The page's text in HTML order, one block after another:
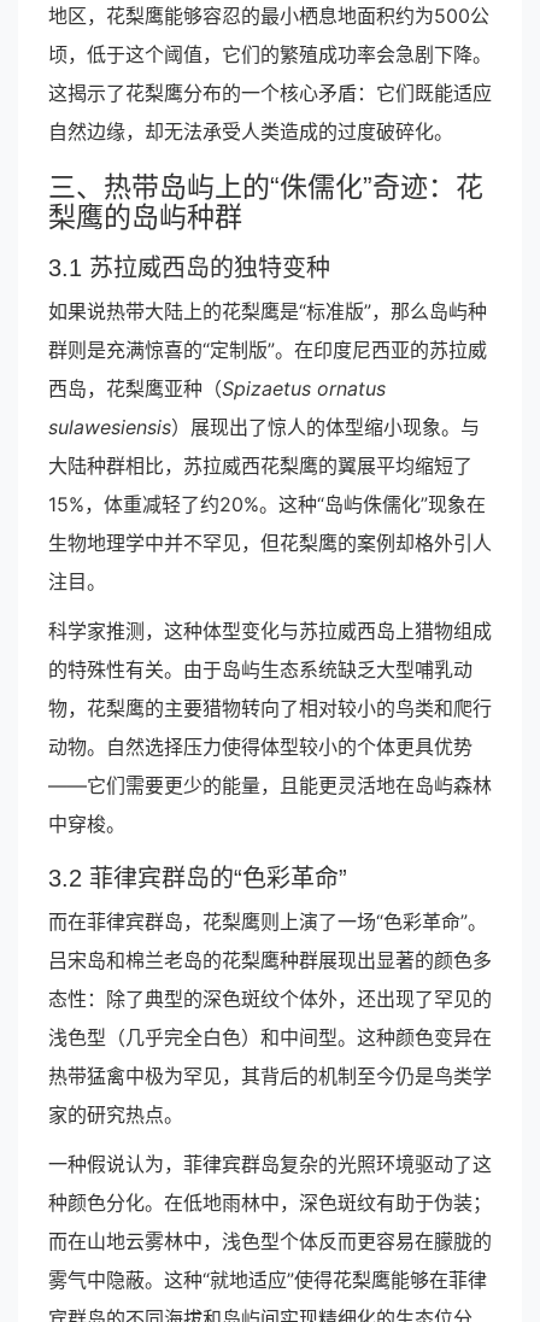
地区，花梨鹰能够容忍的最小栖息地面积约为500公
顷，低于这个阈值，它们的繁殖成功率会急剧下降。
这揭示了花梨鹰分布的一个核心矛盾：它们既能适应
自然边缘，却无法承受人类造成的过度破碎化。
三、热带岛屿上的“侏儒化”奇迹：花
梨鹰的岛屿种群
3.1 苏拉威西岛的独特变种
如果说热带大陆上的花梨鹰是“标准版”，那么岛屿种
群则是充满惊喜的“定制版”。在印度尼西亚的苏拉威
西岛，花梨鹰亚种（Spizaetus ornatus
sulawesiensis）展现出了惊人的体型缩小现象。与
大陆种群相比，苏拉威西花梨鹰的翼展平均缩短了
15%，体重减轻了约20%。这种“岛屿侏儒化”现象在
生物地理学中并不罕见，但花梨鹰的案例却格外引人
注目。
科学家推测，这种体型变化与苏拉威西岛上猎物组成
的特殊性有关。由于岛屿生态系统缺乏大型哺乳动
物，花梨鹰的主要猎物转向了相对较小的鸟类和爬行
动物。自然选择压力使得体型较小的个体更具优势
——它们需要更少的能量，且能更灵活地在岛屿森林
中穿梭。
3.2 菲律宾群岛的“色彩革命”
而在菲律宾群岛，花梨鹰则上演了一场“色彩革命”。
吕宋岛和棉兰老岛的花梨鹰种群展现出显著的颜色多
态性：除了典型的深色斑纹个体外，还出现了罕见的
浅色型（几乎完全白色）和中间型。这种颜色变异在
热带猛禽中极为罕见，其背后的机制至今仍是鸟类学
家的研究热点。
一种假说认为，菲律宾群岛复杂的光照环境驱动了这
种颜色分化。在低地雨林中，深色斑纹有助于伪装；
而在山地云雾林中，浅色型个体反而更容易在朦胧的
雾气中隐蔽。这种“就地适应”使得花梨鹰能够在菲律